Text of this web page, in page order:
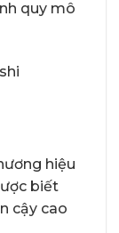
quy mô
hiệu
biết
cậy cao